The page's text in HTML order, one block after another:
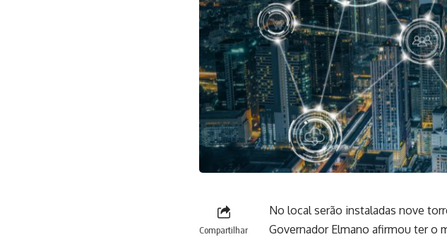
Compartilhar
No local serão instaladas nove
Governador Elmano afirmou ter o